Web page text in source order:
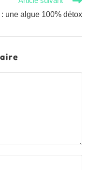
une algue 100% détox